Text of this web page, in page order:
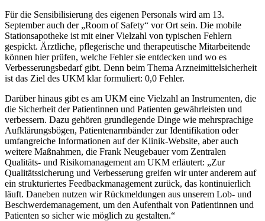
Für die Sensibilisierung des eigenen Personals wird am 13.
September auch der „Room of Safety“ vor Ort sein. Die mobile
Stationsapotheke ist mit einer Vielzahl von typischen Fehlern
gespickt. Ärztliche, pflegerische und therapeutische Mitarbeitende
können hier prüfen, welche Fehler sie entdecken und wo es
Verbesserungsbedarf gibt. Denn beim Thema Arzneimittelsicherheit
ist das Ziel des UKM klar formuliert: 0,0 Fehler.
Darüber hinaus gibt es am UKM eine Vielzahl an Instrumenten, die
die Sicherheit der Patientinnen und Patienten gewährleisten und
verbessern. Dazu gehören grundlegende Dinge wie mehrsprachige
Aufklärungsbögen, Patientenarmbänder zur Identifikation oder
umfangreiche Informationen auf der Klinik-Website, aber auch
weitere Maßnahmen, die Frank Neugebauer vom Zentralen
Qualitäts- und Risikomanagement am UKM erläutert: „Zur
Qualitätssicherung und Verbesserung greifen wir unter anderem auf
ein strukturiertes Feedbackmanagement zurück, das kontinuierlich
läuft. Daneben nutzen wir Rückmeldungen aus unserem Lob- und
Beschwerdemanagement, um den Aufenthalt von Patientinnen und
Patienten so sicher wie möglich zu gestalten.“